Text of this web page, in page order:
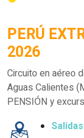
PERÚ
2026
Circuito en aéreo
Aguas Calientes
PENSIÓN y